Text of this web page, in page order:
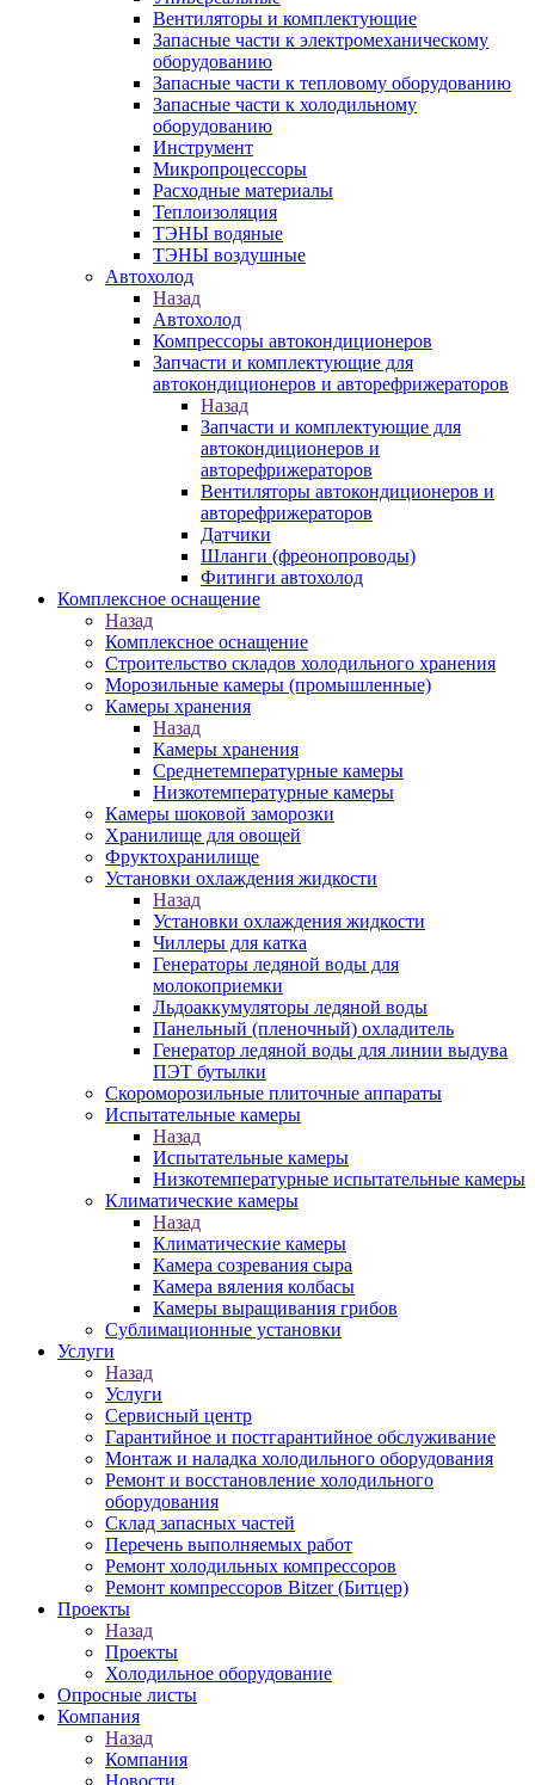
Вентиляторы и комплектующие
Запасные части к электромеханическому
оборудованию
Запасные части к тепловому оборудованию
Запасные части к холодильному
оборудованию
Инструмент
Микропроцессоры
Расходные материалы
Теплоизоляция
ТЭНЫ водяные
ТЭНЫ воздушные
Автохолод
Назад
Автохолод
Компрессоры автокондиционеров
Запчасти и комплектующие для
автокондиционеров и авторефрижераторов
Назад
Запчасти и комплектующие для
автокондиционеров и
авторефрижераторов
Вентиляторы автокондиционеров и
авторефрижераторов
Датчики
Шланги (фреонопроводы)
Фитинги автохолод
Комплексное оснащение
Назад
Комплексное оснащение
Строительство складов холодильного хранения
Морозильные камеры (промышленные)
Камеры хранения
Назад
Камеры хранения
Среднетемпературные камеры
Низкотемпературные камеры
Камеры шоковой заморозки
Хранилище для овощей
Фруктохранилище
Установки охлаждения жидкости
Назад
Установки охлаждения жидкости
Чиллеры для катка
Генераторы ледяной воды для
молокоприемки
Льдоаккумуляторы ледяной воды
Панельный (пленочный) охладитель
Генератор ледяной воды для линии выдува
ПЭТ бутылки
Скороморозильные плиточные аппараты
Испытательные камеры
Назад
Испытательные камеры
Низкотемпературные испытательные камеры
Климатические камеры
Назад
Климатические камеры
Камера созревания сыра
Камера вяления колбасы
Камеры выращивания грибов
Сублимационные установки
Услуги
Назад
Услуги
Сервисный центр
Гарантийное и постгарантийное обслуживание
Монтаж и наладка холодильного оборудования
Ремонт и восстановление холодильного
оборудования
Склад запасных частей
Перечень выполняемых работ
Ремонт холодильных компрессоров
Ремонт компрессоров Bitzer (Битцер)
Проекты
Назад
Проекты
Холодильное оборудование
Опросные листы
Компания
Назад
Компания
Новости